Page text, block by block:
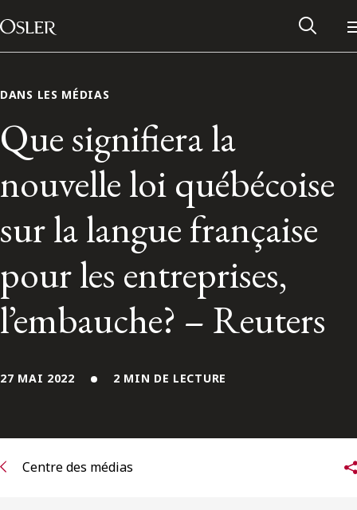
Passer au contenu
Main Navigation
Contactez-nous
S’abonner
DANS LES MÉDIAS
Que signifiera la
nouvelle loi québécoise
sur la langue française
pour les entreprises,
l’embauche? – Reuters
27 MAI 2022 2 MIN DE LECTURE
Centre des médias